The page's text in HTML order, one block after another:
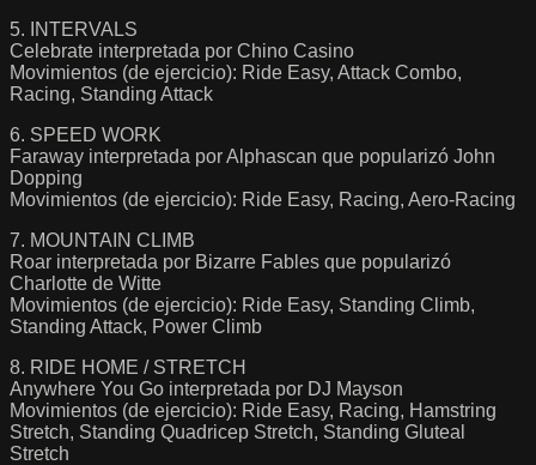
5. INTERVALS
Celebrate interpretada por Chino Casino
Movimientos (de ejercicio): Ride Easy, Attack Combo,
Racing, Standing Attack
6. SPEED WORK
Faraway interpretada por Alphascan que popularizó John
Dopping
Movimientos (de ejercicio): Ride Easy, Racing, Aero-Racing
7. MOUNTAIN CLIMB
Roar interpretada por Bizarre Fables que popularizó
Charlotte de Witte
Movimientos (de ejercicio): Ride Easy, Standing Climb,
Standing Attack, Power Climb
8. RIDE HOME / STRETCH
Anywhere You Go interpretada por DJ Mayson
Movimientos (de ejercicio): Ride Easy, Racing, Hamstring
Stretch, Standing Quadricep Stretch, Standing Gluteal
Stretch